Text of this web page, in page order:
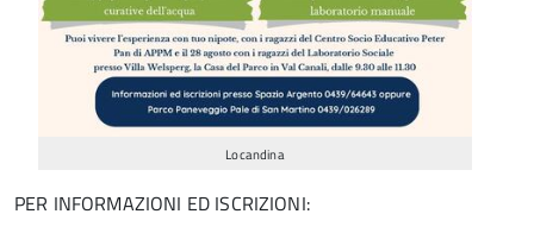
Locandina
PER INFORMAZIONI ED ISCRIZIONI: